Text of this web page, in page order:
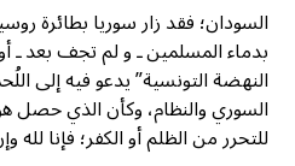
السودان؛ فقد زار سوريا بطائرة
بدماء المسلمين ـ و لم تجف بعد ـ
النهضة التونسية” يدعو فيه إلى
السوري والنظام، وكأن الذي
للتحرر من الظلم أو الكفر؛ فإنا لله